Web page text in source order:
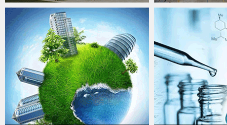
应商因违法经营受到刑事处罚或者责令停产停业、吊销许可
例>第十九条第一款“较大数额罚款"具体适用问题的意见》（财库（2022）3号）执行）。 7．与招标人存在利害关系
得参加投标。本项目不接受单位负责人为同一人或者存在直接控股、管理
标。供应商应提供承诺函或声明函，并加盖公章。 9．本项目不接受联合体投标。供应商应提供承诺函或声明函，并加盖公章。 五、供应商报名及领取招标文件 1.招标文
件的获取时间：2026年8月6日至2026年8月13日，每天上午09:00:00至
商可选择以下任一方式办理投标登记获取招标文件： 投标人应先在中国人寿集中采购平台（https://cpmsx.e-chinalife.com:8067/ocps/anncmnt-web/webfile/index.html）
进行注册，完成注册后，对完成注册后的页面进行截图并加盖公章。 方式一：由投标人携采购平台注册截图、采购文件登记表、营业执照副本复印件、法
及法定代表人授权委托书（授权委托书需注明联系人、联系